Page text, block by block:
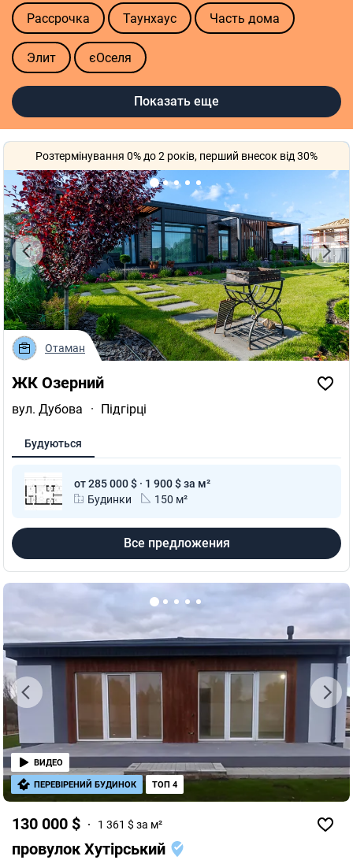
Рассрочка Таунхаус Часть дома
Элит єОселя
Расположение
В деревне Возле леса У озера
У реки
Тип дома
Коттеджи
Показать еще
ЖК Озерний
вул. Дубова · Підгірці
Будуються
от 285 000 $ · 1 900 $ за м²
Будинки
150 м²
Все предложения
Розтермінування 0% до 2 років, перший внесок від 30%
Отаман
130 000 $ 1 361 $ за м²
провулок Хутірський
ВИДЕО
ПЕРЕВІРЕНИЙ БУДИНОК ТОП 4